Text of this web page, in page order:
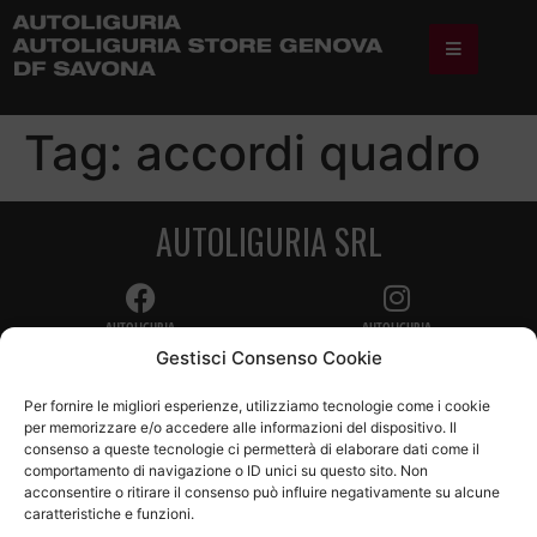
Gestisci Consenso Cookie
Per fornire le migliori esperienze, utilizziamo tecnologie come i cookie
per memorizzare e/o accedere alle informazioni del dispositivo. Il
consenso a queste tecnologie ci permetterà di elaborare dati come il
comportamento di navigazione o ID unici su questo sito. Non
acconsentire o ritirare il consenso può influire negativamente su alcune
caratteristiche e funzioni.
Tag: accordi quadro
AUTOLIGURIA SRL
AUTOLIGURIA AUTOLIGURIA
AUTOLIGURIA S.r.l.
P.IVA – C.F.: 01283050092
Sede legale Via Nizza, 18 R
17100 Savona SV